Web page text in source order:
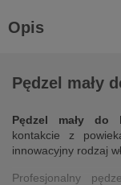
Opis
Pędzel mały
Pędzel mały do
kontakcie z
innowacyjny rodzaj
Profesjonalny